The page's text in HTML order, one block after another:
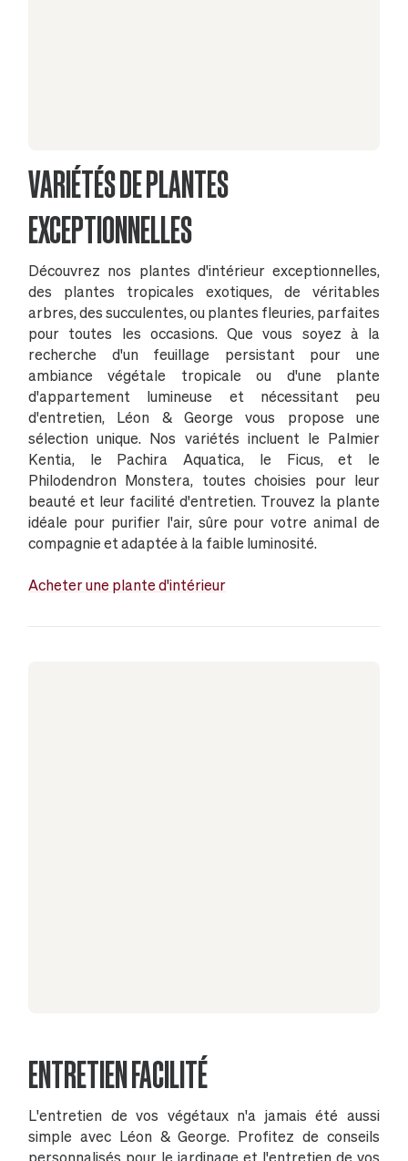
VARIÉTÉS DE PLANTES
EXCEPTIONNELLES
Découvrez nos plantes d'intérieur exceptionnelles,
des plantes tropicales exotiques, de véritables
arbres, des succulentes, ou plantes fleuries, parfaites
pour toutes les occasions. Que vous soyez à la
recherche d'un feuillage persistant pour une
ambiance végétale tropicale ou d'une plante
d'appartement lumineuse et nécessitant peu
d'entretien, Léon & George vous propose une
sélection unique. Nos variétés incluent le Palmier
Kentia, le Pachira Aquatica, le Ficus, et le
Philodendron Monstera, toutes choisies pour leur
beauté et leur facilité d'entretien. Trouvez la plante
idéale pour purifier l'air, sûre pour votre animal de
compagnie et adaptée à la faible luminosité.
Acheter une plante d'intérieur
ENTRETIEN FACILITÉ
L'entretien de vos végétaux n'a jamais été aussi
simple avec Léon & George. Profitez de conseils
personnalisés pour le jardinage et l'entretien de vos